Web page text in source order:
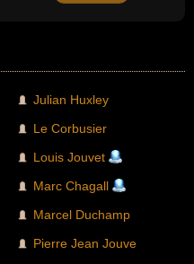
Julian Huxley
Le Corbusier
Louis Jouvet
Marc Chagall
Marcel Duchamp
Pierre Jean Jouve